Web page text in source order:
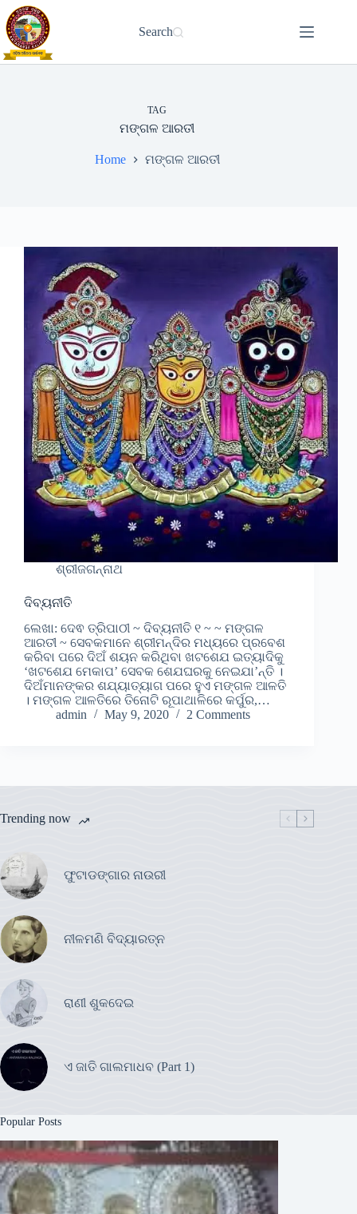
Skip
to
content
Search
TAG
ମଙ୍ଗଳ ଆରତୀ
Home ମଙ୍ଗଳ ଆରତୀ
ଶ୍ରୀଜଗନ୍ନାଥ
ଦିବ୍ୟନୀତି
ଲେଖା: ଦେଵ ତ୍ରିପାଠୀ ~ ଦିବ୍ୟନୀତି ୧ ~ ~ ମଙ୍ଗଳ
ଆରତୀ ~ ସେବକମାନେ ଶ୍ରୀମନ୍ଦିର ମଧ୍ୟରେ ପ୍ରବେଶ
କରିବା ପରେ ଦିଅଁ ଶୟନ କରିଥିବା ଖଟଶେଯ ଇତ୍ୟାଦିକୁ
‘ଖଟଶେଯ ମେକାପ’ ସେବକ ଶେଯଘରକୁ ନେଇଯା’ନ୍ତି ।
ଦିଅଁମାନଙ୍କର ଶଯ୍ୟାତ୍ୟାଗ ପରେ ହୁଏ ମଙ୍ଗଳ ଆଳତି
। ମଙ୍ଗଳ ଆଳତିରେ ତିନୋଟି ରୂପାଥାଳିରେ କର୍ପୁର,…
admin
May 9, 2020 2 Comments
Trending now
ଫୁଟାଡଙ୍ଗାର ନାଉରୀ
ନୀଳମଣି ବିଦ୍ୟାରତ୍ନ
ରାଣୀ ଶୁକଦେଇ
ଏ ଜାତି ଗାଲମାଧବ (Part 1)
Popular Posts